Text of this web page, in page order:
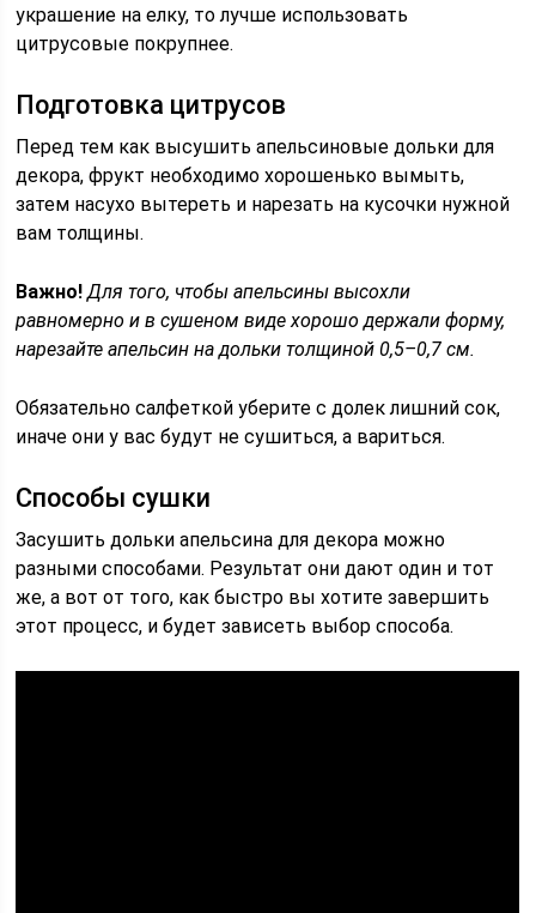
украшение на елку, то лучше использовать
цитрусовые покрупнее.
Подготовка цитрусов
Перед тем как высушить апельсиновые дольки для
декора, фрукт необходимо хорошенько вымыть,
затем насухо вытереть и нарезать на кусочки нужной
вам толщины.
Важно! Для того, чтобы апельсины высохли
равномерно и в сушеном виде хорошо держали форму,
нарезайте апельсин на дольки толщиной 0,5–0,7 см.
Обязательно салфеткой уберите с долек лишний сок,
иначе они у вас будут не сушиться, а вариться.
Способы сушки
Засушить дольки апельсина для декора можно
разными способами. Результат они дают один и тот
же, а вот от того, как быстро вы хотите завершить
этот процесс, и будет зависеть выбор способа.